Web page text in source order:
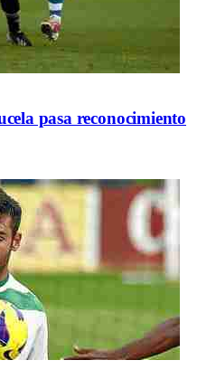
pasa reconocimiento